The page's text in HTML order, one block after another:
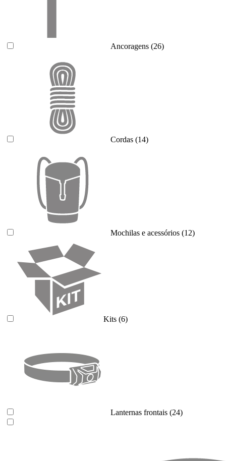
Ancoragens (26)
Cordas (14)
Mochilas e acessórios (12)
Kits (6)
Lanternas frontais (24)